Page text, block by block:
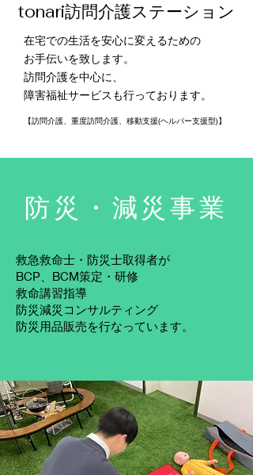
tonari訪問介護ステーション
在宅での生活を安心に変えるための
お手伝いを致します。
訪問介護を中心に、
障害福祉サービスも行っております。
【訪問介護、 重度訪問介護、移動支援(ヘルパー支援型)】
​防災・減災事業
救急救命士・防災士取得者が
BCP、BCM策定・研修
救命講習指導
防災減災コンサルティング
​防災用品販売を行なっています。